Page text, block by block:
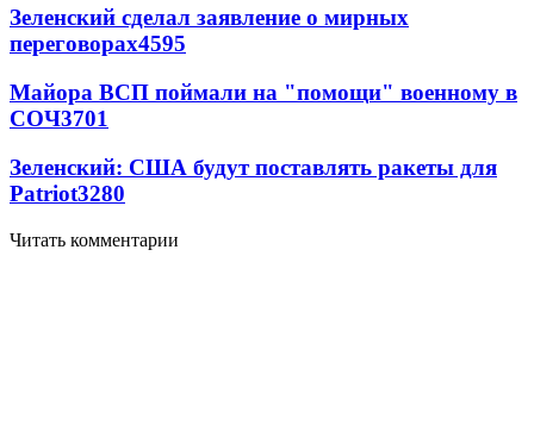
Зеленский сделал заявление о мирных
переговорах4595
Майора ВСП поймали на "помощи" военному в
СОЧ3701
Зеленский: США будут поставлять ракеты для
Patriot3280
Читать комментарии